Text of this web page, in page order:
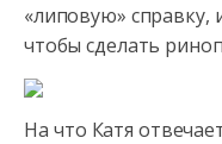
«липовую» справку,
чтобы сделать
На что Катя